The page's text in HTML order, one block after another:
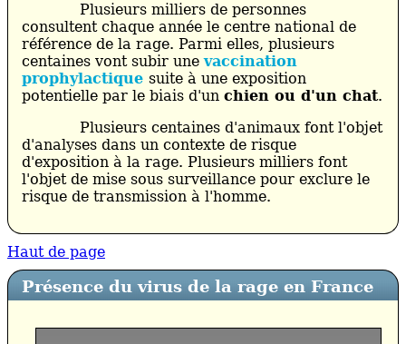
Plusieurs milliers de personnes
consultent chaque année le centre national de
référence de la rage. Parmi elles, plusieurs
centaines vont subir unevaccination
prophylactique suite à une exposition
potentielle par le biais d'un chien ou d'un chat.
Plusieurs centaines d'animaux font l'objet
d'analyses dans un contexte de risque
d'exposition à la rage. Plusieurs milliers font
l'objet de mise sous surveillance pour exclure le
risque de transmission à l'homme.
Haut de page
Présence du virus de la rage en France